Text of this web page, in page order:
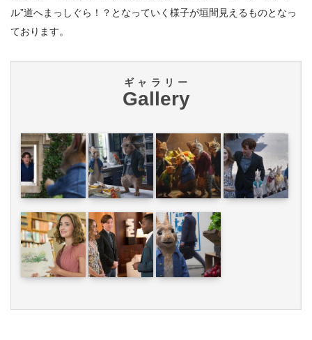
ル”道へまっしぐら！？となっていく様⼦が垣間⾒えるものとなっ
ております。
Gallery
ギャラリー